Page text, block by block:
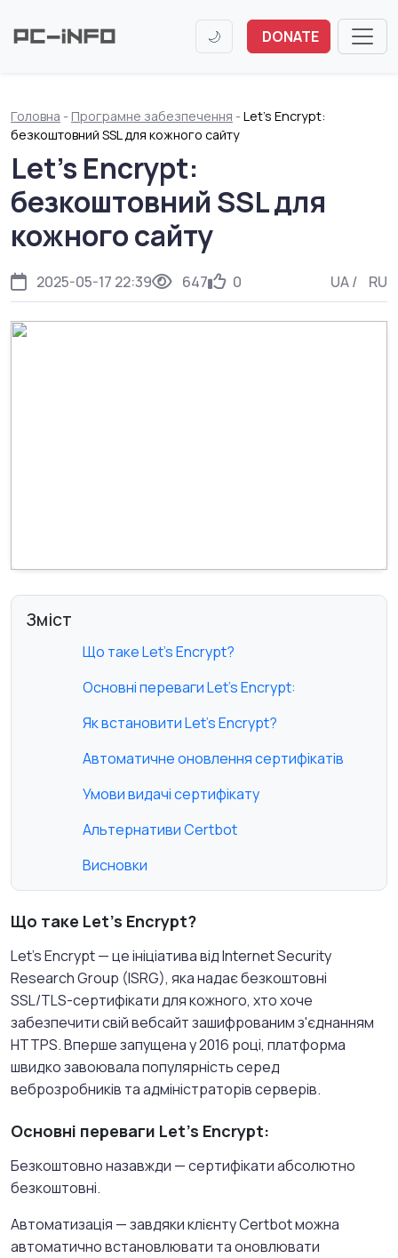
🌙 DONATE
Головна - Програмне забезпечення -Let's Encrypt:
безкоштовний SSL для кожного сайту
Let's Encrypt:
безкоштовний SSL для
кожного сайту
2025-05-17 22:39 647 0 UA/ RU
Зміст
Що таке Let's Encrypt?
Основні переваги Let's Encrypt:
Як встановити Let's Encrypt?
Автоматичне оновлення сертифікатів
Умови видачі сертифікату
Альтернативи Certbot
Висновки
Що таке Let's Encrypt?
Let's Encrypt — це ініціатива від Internet Security
Research Group (ISRG), яка надає безкоштовні
SSL/TLS-сертифікати для кожного, хто хоче
забезпечити свій вебсайт зашифрованим з'єднанням
HTTPS. Вперше запущена у 2016 році, платформа
швидко завоювала популярність серед
веброзробників та адміністраторів серверів.
Основні переваги Let's Encrypt:
Безкоштовно назавжди — сертифікати абсолютно
безкоштовні.
Автоматизація — завдяки клієнту Certbot можна
автоматично встановлювати та оновлювати